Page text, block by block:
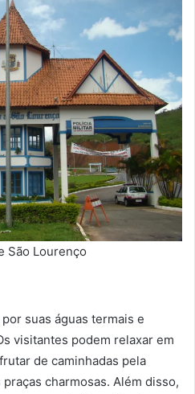
São Lourenço
suas águas termais e
visitantes podem relaxar em
de caminhadas pela
charmosas. Além disso,